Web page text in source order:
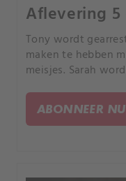
Aflevering 5
Tony wordt
maken te hebben
meisjes. Sarah
ABONNEER NU